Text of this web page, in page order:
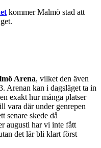
kommer Malmö stad att
Arena, vilket den även
Arenan kan i dagsläget ta in
exakt hur många platser
vara där under genrepen
senare skede då
augusti har vi inte fått
det lär bli klart först